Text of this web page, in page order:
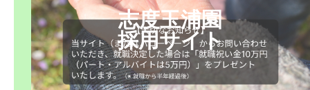
志度玉浦園
採用サイト